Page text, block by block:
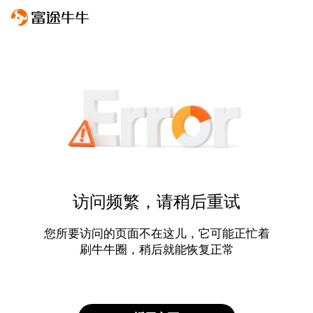
访问频繁，请稍后重试
您所要访问的页面不在这儿，它可能正忙着
刷牛牛圈，稍后就能恢复正常